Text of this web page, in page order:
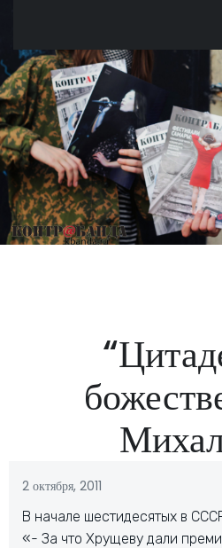
2 октября, 2011
В начале шестидесятых в
«- За что Хрущеву дали